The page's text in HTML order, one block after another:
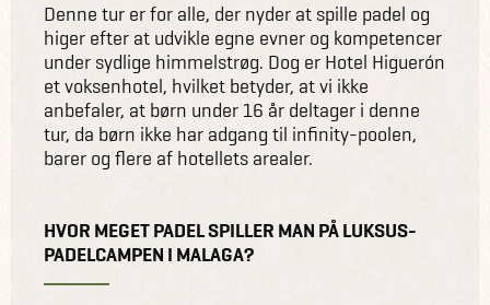
Denne tur er for alle, der nyder at spille padel og
higer efter at udvikle egne evner og kompetencer
under sydlige himmelstrøg. Dog er Hotel Higuerón
et voksenhotel, hvilket betyder, at vi ikke
anbefaler, at børn under 16 år deltager i denne
tur, da børn ikke har adgang til infinity-poolen,
barer og flere af hotellets arealer.
HVOR MEGET PADEL SPILLER MAN PÅ LUKSUS-
PADELCAMPEN I MALAGA?